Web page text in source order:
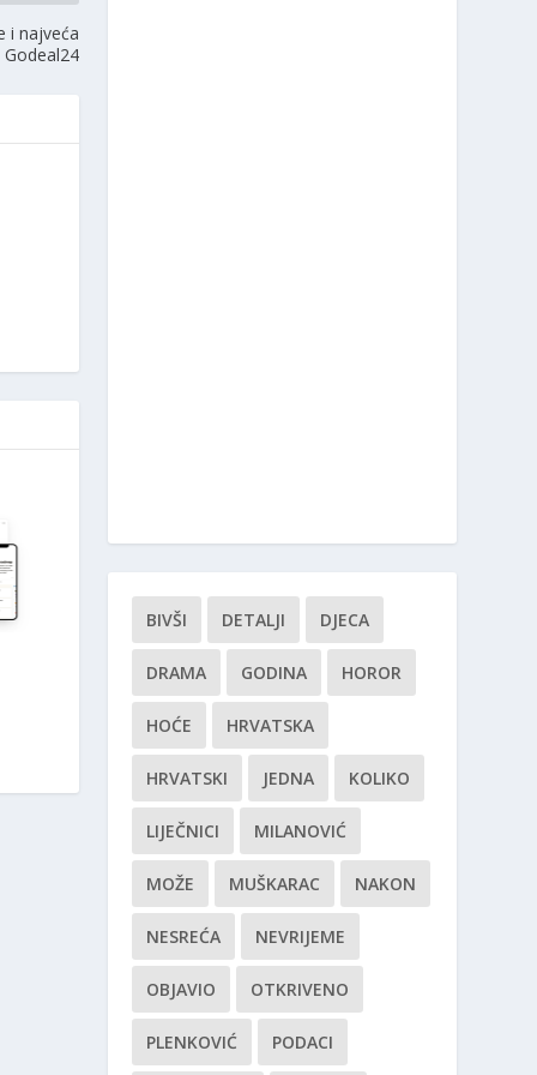
i najveća
BIVŠI DETALJI DJECA
DRAMA GODINA HOROR
HOĆE HRVATSKA
HRVATSKI JEDNA KOLIKO
LIJEČNICI MILANOVIĆ
MOŽE MUŠKARAC NAKON
NESREĆA NEVRIJEME
OBJAVIO OTKRIVENO
PLENKOVIĆ PODACI